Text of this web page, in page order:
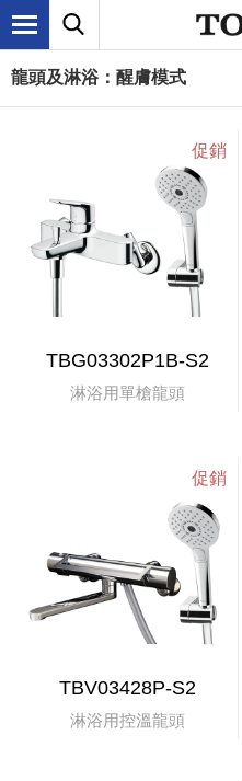
龍頭及淋浴：醒膚模式
TBG03302P1B-S2
淋浴用單槍龍頭
TBV03428P-S2
淋浴用控溫龍頭